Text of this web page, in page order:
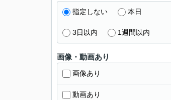
指定しない 本日
3日以内 1週間以内
画像・動画あり
画像あり
動画あり